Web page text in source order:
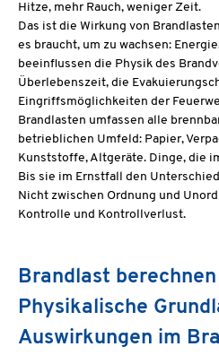
Hitze, mehr Rauch, weniger Zeit.
Das ist die Wirkung von
es braucht, um zu wachsen:
beeinflussen die Physik des
Überlebenszeit, die
Eingriffsmöglichkeiten der
Brandlasten umfassen alle
betrieblichen Umfeld: Papier,
Kunststoffe, Altgeräte. Dinge, die
Bis sie im Ernstfall den
Nicht zwischen Ordnung und
Kontrolle und Kontrollverlust.
Brandlast
Physikalische
Auswirkungen im